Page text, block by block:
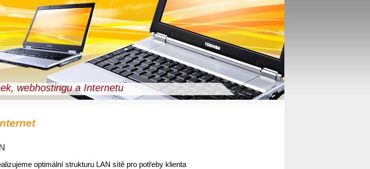
webhostingu a Internetu
optimální strukturu LAN sítě pro potřeby klienta